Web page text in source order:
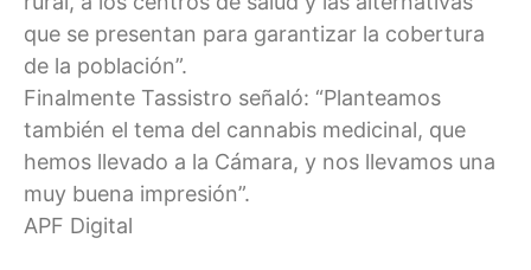
que se presentan para garantizar la cobertura
de la población”.
Finalmente Tassistro señaló: “Planteamos
también el tema del cannabis medicinal, que
hemos llevado a la Cámara, y nos llevamos una
muy buena impresión”.
APF Digital